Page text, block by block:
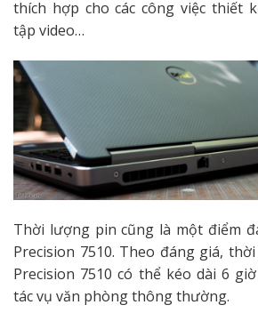
thích hợp cho các công việc thiết
tập video…
Thời lượng pin cũng là một điểm
Precision 7510. Theo đáng giá,
Precision 7510 có thể kéo dài 6
tác vụ văn phòng thông thường.